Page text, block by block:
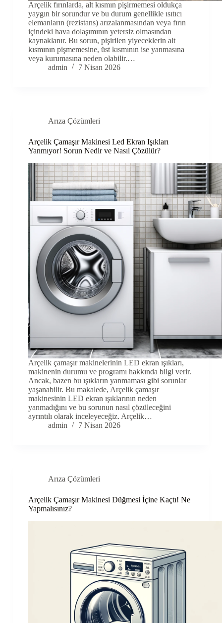
Arçelik fırınlarda, alt kısmın pişirmemesi oldukça
yaygın bir sorundur ve bu durum genellikle ısıtıcı
elemanların (rezistans) arızalanmasından veya fırın
içindeki hava dolaşımının yetersiz olmasından
kaynaklanır. Bu sorun, pişirilen yiyeceklerin alt
kısmının pişmemesine, üst kısmının ise yanmasına
veya kurumasına neden olabilir.…
admin
7 Nisan 2026
Arıza Çözümleri
Arçelik Çamaşır Makinesi Led Ekran Işıkları
Yanmıyor! Sorun Nedir ve Nasıl Çözülür?
Arçelik çamaşır makinelerinin LED ekran ışıkları,
makinenin durumu ve programı hakkında bilgi verir.
Ancak, bazen bu ışıkların yanmaması gibi sorunlar
yaşanabilir. Bu makalede, Arçelik çamaşır
makinesinin LED ekran ışıklarının neden
yanmadığını ve bu sorunun nasıl çözüleceğini
ayrıntılı olarak inceleyeceğiz. Arçelik…
admin
7 Nisan 2026
Arıza Çözümleri
Arçelik Çamaşır Makinesi Düğmesi İçine Kaçtı! Ne
Yapmalısınız?